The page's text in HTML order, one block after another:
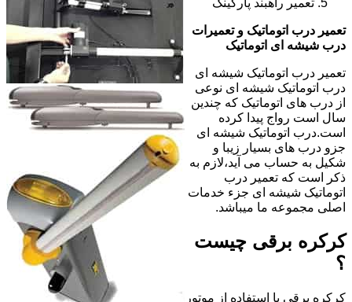
تعمیر راهبند پارکینگ
تعمیر درب اتوماتیک و تعمیرات
درب شیشه ای اتوماتیک
تعمیر درب اتوماتیک شیشه ای
درب اتوماتیک شیشه ای نوعی
از درب های اتوماتیک که چندین
سال است رواج پیدا کرده
است.درب اتوماتیک شیشه ای
جزو درب های بسیار زیبا و
شکیل به حساب می آید،لازم به
ذکر است که تعمیر درب
اتوماتیک شیشه ای جزء خدمات
اصلی مجموعه ما میباشد.
کرکره برقی چیست
؟
کرکره برقی با استفاده از موتور